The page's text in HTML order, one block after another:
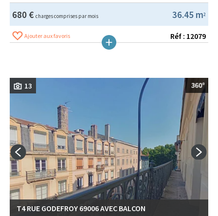
36.45 m2
680 € charges comprises par mois
Ajouter aux favoris Réf : 12079
13
T4 RUE GODEFROY 69006 AVEC BALCON